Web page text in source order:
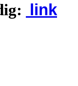
link